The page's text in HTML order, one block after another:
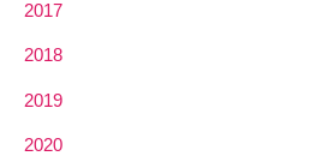
2017
2018
2019
2020